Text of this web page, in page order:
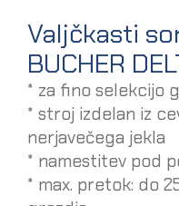
Valjčkasti
BUCHER
* za fino selekcijo
* stroj izdelan iz
nerjavečega jekla
* namestitev pod
* max. pretok: do